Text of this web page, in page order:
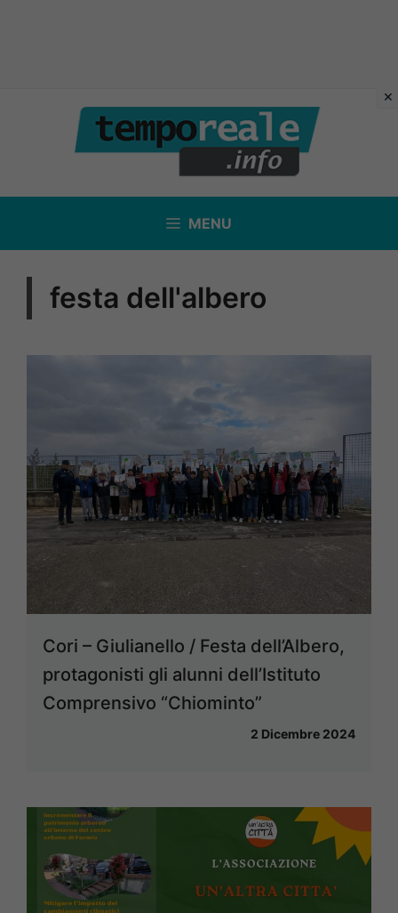
contenuto
MENU
festa dell'albero
Cori – Giulianello / Festa dell’Albero,
protagonisti gli alunni dell’Istituto
Comprensivo “Chiominto”
2 Dicembre 2024